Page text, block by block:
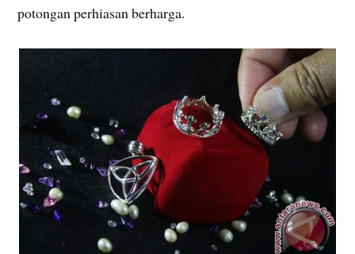
potongan perhiasan berharga.